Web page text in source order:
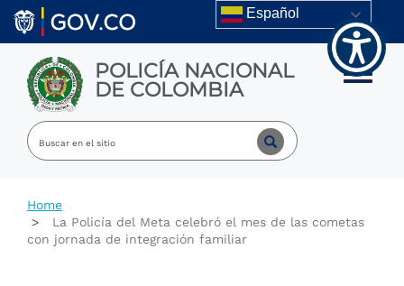
Welcome
All
Accessibility
screen
reader.
Accessibility
Skip to main content Español
POLICÍA NACIONAL
DE COLOMBIA Toggle
Home
La Policía del Meta celebró el mes de las cometas
con jornada de integración familiar